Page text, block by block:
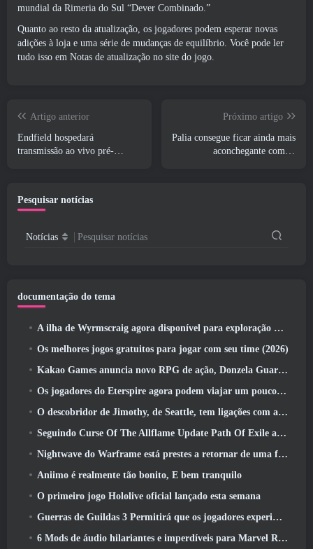
mundial da Rimeria do Sul “Dever Combinado.”
Quanto ao resto da atualização, os jogadores podem esperar novas
adições à loja e uma série de mudanças de equilíbrio. Você pode ler
tudo isso em Notas de atualização no site do jogo.
Artigo anterior
Endfield hospedará
transmissão ao vivo pré-
Próximo artigo
Palia consegue ficar ainda mais
aconchegante com as
Pesquisar notícias
Notícias Pesquisar notícias
documentação do tema
A ilha de Wyrmscraig agora disponível para exploração no RuneScape da velha escola
Os melhores jogos gratuitos para jogar com seu time (2026)
Kakao Games anuncia novo RPG de ação, Donzela Guardiã
Os jogadores do Eterspire agora podem viajar um pouco no tempo… como um deleite
O descobridor de Jimothy, de Seattle, tem ligações com a ArenaNet, Então é claro que eles estão adicionando isso ao Guild Wars 2
Seguindo Curse Of The Allflame Update Path Of Exile anuncia várias mudanças com base no feedback
Nightwave do Warframe está prestes a retornar de uma forma chocante
Aniimo é realmente tão bonito, E bem tranquilo
O primeiro jogo Hololive oficial lançado esta semana
Guerras de Guildas 3 Permitirá que os jogadores experimentem o mundo de Tyria antes que os Elder Dragons acordem
6 Mods de áudio hilariantes e imperdíveis para Marvel Rivals